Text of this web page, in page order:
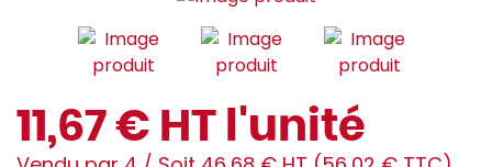
11,67 € HT l'unité